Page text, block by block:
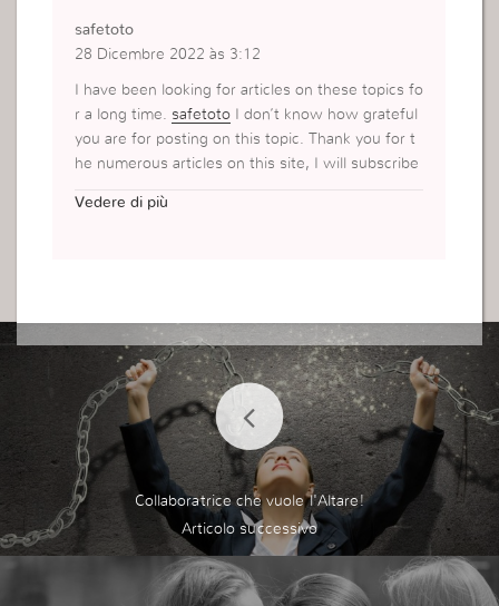
safetoto
28 Dicembre 2022 às 3:12
I have been looking for articles on these topics fo
r a long time. safetoto I don’t know how grateful
you are for posting on this topic. Thank you for t
he numerous articles on this site, I will subscribe
en. Have a nice day
Vedere di più
Collaboratrice che vuole l'Altare!